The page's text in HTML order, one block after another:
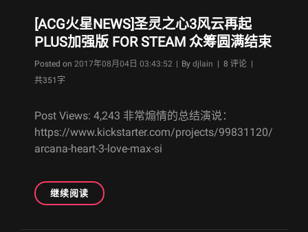
[ACG火星NEWS]圣灵之心3风云再起
PLUS加强版 FOR STEAM 众筹圆满结束
Posted on 2017年08月04日 03:43:52 | By Byline
djlain | 8 评论 |
共351字
Post Views: 4,243 非常煽情的总结演说：
https://www.kickstarter.com/projects/99831120/
arcana-heart-3-love-max-si
继续阅读[ACG
火